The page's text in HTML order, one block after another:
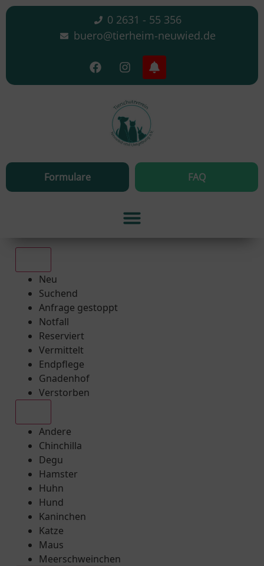
0 2631 - 55 356
buero@tierheim-neuwied.de
Formulare FAQ
Neu
Suchend
Anfrage gestoppt
Notfall
Reserviert
Vermittelt
Endpflege
Gnadenhof
Verstorben
Andere
Chinchilla
Degu
Hamster
Huhn
Hund
Kaninchen
Katze
Maus
Meerschweinchen